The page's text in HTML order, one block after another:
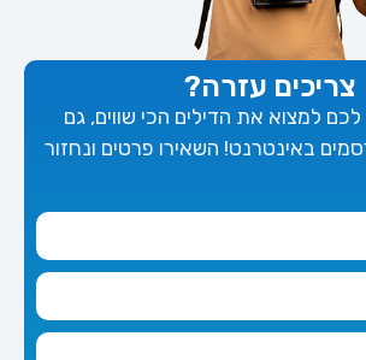
צריכים עזרה?
לכם למצוא את הדילים הכי שווים, גם
באינטרנט! השאירו פרטים ונחזור